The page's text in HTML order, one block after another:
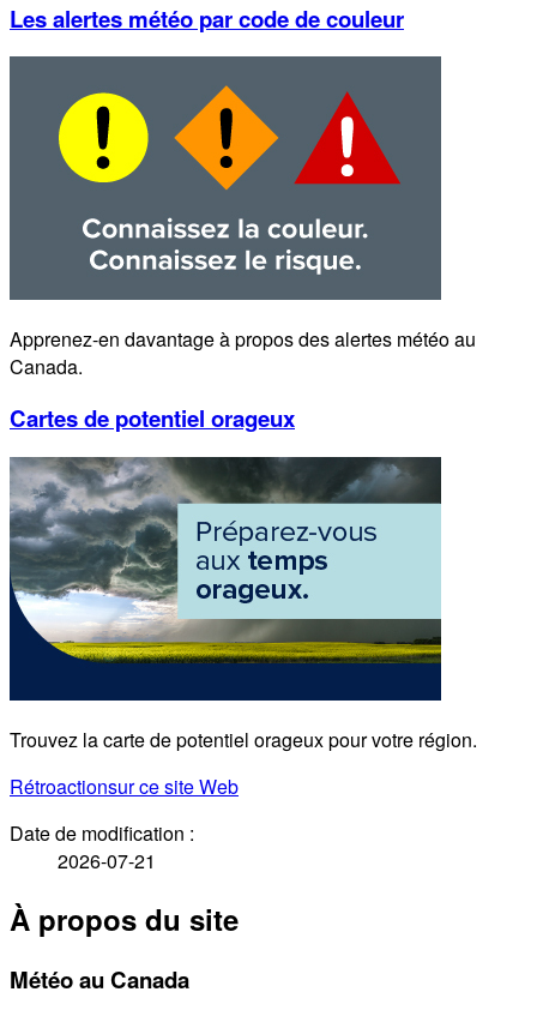
Les alertes météo par code de couleur
Apprenez-en davantage à propos des alertes météo au
Canada.
Cartes de potentiel orageux
Trouvez la carte de potentiel orageux pour votre région.
Rétroactionsur ce site Web
Date de modification :
2026-07-21
À propos du site
Météo au Canada